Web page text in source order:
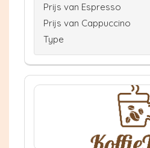
Prijs van Espresso
Prijs van Cappuccino
Type